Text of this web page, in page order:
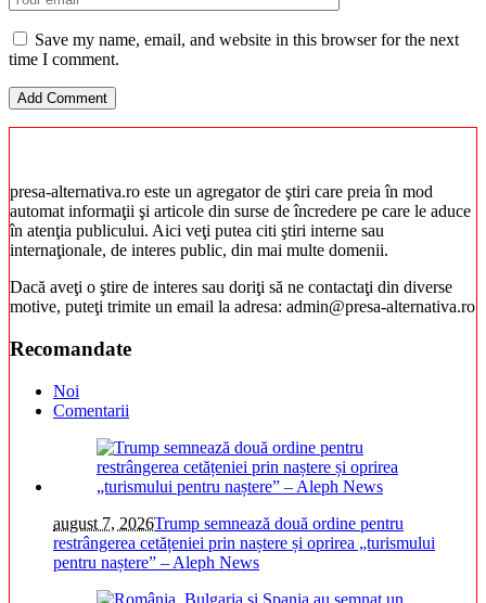
Save my name, email, and website in this browser for the next
time I comment.
presa-alternativa.ro este un agregator de ştiri care preia în mod
automat informaţii şi articole din surse de încredere pe care le aduce
în atenţia publicului. Aici veţi putea citi ştiri interne sau
internaţionale, de interes public, din mai multe domenii.
Dacă aveţi o ştire de interes sau doriţi să ne contactaţi din diverse
motive, puteţi trimite un email la adresa: admin@presa-alternativa.ro
Recomandate
Noi
Comentarii
august 7, 2026Trump semnează două ordine pentru
restrângerea cetățeniei prin naștere și oprirea „turismului
pentru naștere” – Aleph News